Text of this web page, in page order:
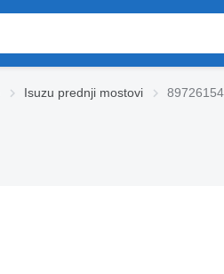
Isuzu prednji mostovi